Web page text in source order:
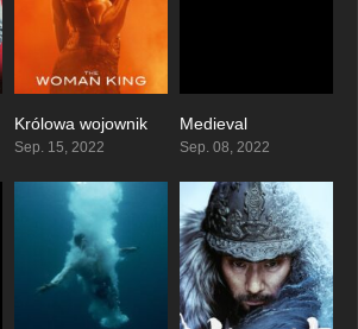
6.7
Królowa wojownik
Sep. 15, 2022
Medieval
Sep. 08, 2022